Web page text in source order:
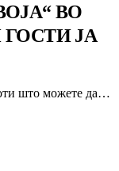
ВО
ЈА
што можете да…